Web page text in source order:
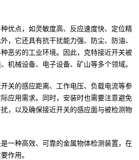
优点，如灵敏度高、反应速度快、定位精
，它还具有抗干扰能力强、防尘、防油、
恶劣的工业环境。因此，克特接近开关被
机械设备、电子设备、矿山等多个领域。
关的感应距离、工作电压、负载电流等参
应用需求。同时，安装时也需要注意避免
，以及确保接近开关的感应面与被检测物
一种高效、可靠的金属物体检测装置，在
作用。